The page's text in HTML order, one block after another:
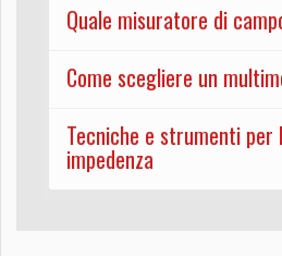
Quale misuratore di
Come scegliere un
Tecniche e strumenti per
impedenza